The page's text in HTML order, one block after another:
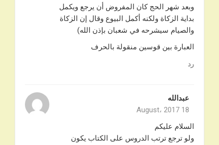
وبعد شهر الحج كان المفروض أن يرجع ويكمل
بداية الزكاة ولكنه أكمل البيوع وقال إن الزكاة
والصيام سيشرحه في شعبان بإذن الله)
العبارة بين قوسين منقولة بالحرف
رد
عبدالله
18 August، 2017
السلام عليكم
ولو ترجع ترتب الدروس على الكتاب يكون